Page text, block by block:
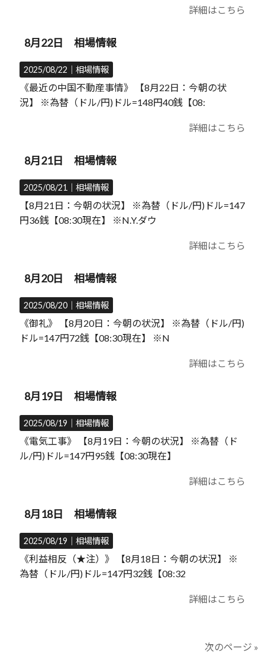
詳細はこちら
8月22日 相場情報
2025/08/22｜相場情報
《最近の中国不動産事情》 【8月22日：今朝の状
況】 ※為替（ドル/円)ドル=148円40銭【08:
詳細はこちら
8月21日 相場情報
2025/08/21｜相場情報
【8月21日：今朝の状況】 ※為替（ドル/円)ドル=147
円36銭【08:30現在】 ※N.Y.ダウ
詳細はこちら
8月20日 相場情報
2025/08/20｜相場情報
《御礼》 【8月20日：今朝の状況】 ※為替（ドル/円)
ドル=147円72銭【08:30現在】 ※N
詳細はこちら
8月19日 相場情報
2025/08/19｜相場情報
《電気工事》 【8月19日：今朝の状況】 ※為替（ド
ル/円)ドル=147円95銭【08:30現在】
詳細はこちら
8月18日 相場情報
2025/08/19｜相場情報
《利益相反（★注）》 【8月18日：今朝の状況】 ※
為替（ドル/円)ドル=147円32銭【08:32
詳細はこちら
次のページ »